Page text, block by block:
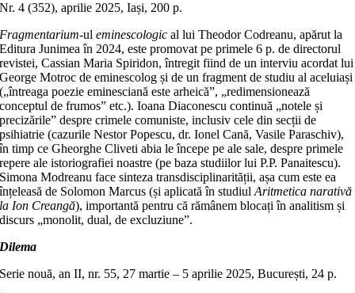
Nr. 4 (352), aprilie 2025, Iași, 200 p.
Fragmentarium-uleminescologic al lui Theodor Codreanu, apărut la
Editura Junimea în 2024, este promovat pe primele 6 p. de directorul
revistei, Cassian Maria Spiridon, întregit fiind de un interviu acordat lui
George Motroc de eminescolog și de un fragment de studiu al aceluiași
(„întreaga poezie eminesciană este arheică”, „redimensionează
conceptul de frumos” etc.). Ioana Diaconescu continuă „notele și
precizările” despre crimele comuniste, inclusiv cele din secții de
psihiatrie (cazurile Nestor Popescu, dr. Ionel Cană, Vasile Paraschiv),
în timp ce Gheorghe Cliveti abia le începe pe ale sale, despre primele
repere ale istoriografiei noastre (pe baza studiilor lui P.P. Panaitescu).
Simona Modreanu face sinteza transdisciplinarității, așa cum este ea
înțeleasă de Solomon Marcus (și aplicată în studiulAritmetica narativă
la Ion Creangă), importantă pentru că rămânem blocați în analitism și
discurs „monolit, dual, de excluziune”.
Dilema
Serie nouă, an II, nr. 55, 27 martie – 5 aprilie 2025, București, 24 p.